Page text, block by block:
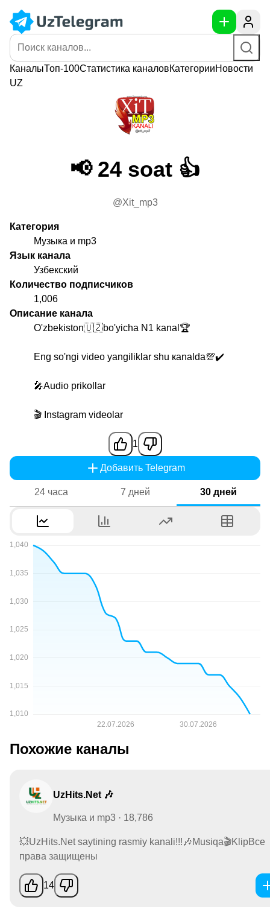
КаналыТоп-100Статистика каналовКатегорииНовости
UZ
📢 24 soat 👍
@Xit_mp3
Категория
Музыка и mp3
Язык канала
Узбекский
Количество подписчиков
1,006
Описание канала
O'zbekiston🇺🇿bo'yicha N1 kanal🏆
Eng so'ngi video yangiliklar shu каnalda💯✔️
🎤Audio prikollar
🎬 Instagram videolar
1
Добавить Telegram
24 часа 7 дней 30 дней
Похожие каналы
UzHits.Net 🎶
Музыка и mp3 · 18,786
💥UzHits.Net saytining rasmiy kanali!!!🎶Musiqa🎬KlipВсе
права защищены
14